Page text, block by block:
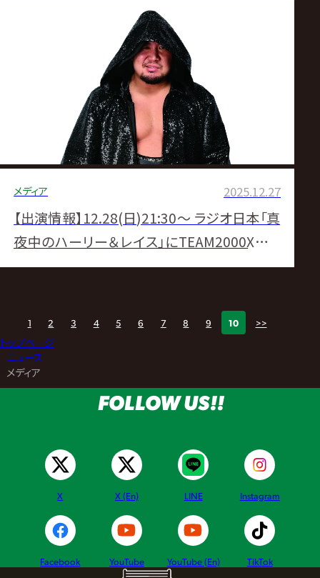
メディア 2025.12.27
【出演情報】12.28(日)21:30〜 ラジオ日本「真
夜中のハーリー＆レイス」にTEAM2000Xのチ
ェアマン降臨！
1 2 3 4 5 6 7 8 9 10 >>
トップページ
ニュース
メディア
FOLLOW US!!
X X (En) LINE Instagram
Facebook YouTube YouTube (En) TikTok